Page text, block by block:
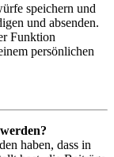
speichern und
und absenden.
Funktion
persönlichen
haben, dass in